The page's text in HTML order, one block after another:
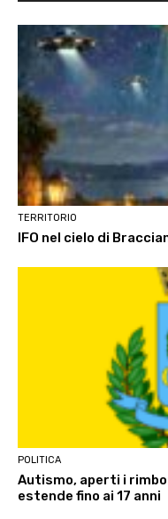
TERRITORIO
IFO nel cielo di
POLITICA
Autismo, aperti i
estende fino ai 17 anni